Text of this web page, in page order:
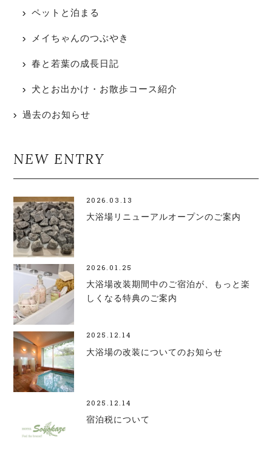
ペットと泊まる
メイちゃんのつぶやき
春と若葉の成長日記
犬とお出かけ・お散歩コース紹介
過去のお知らせ
NEW ENTRY
2026.03.13
大浴場リニューアルオープンのご案内
2026.01.25
大浴場改装期間中のご宿泊が、もっと楽
しくなる特典のご案内
2025.12.14
大浴場の改装についてのお知らせ
2025.12.14
宿泊税について